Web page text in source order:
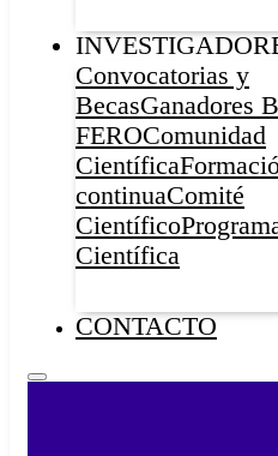
Convocatorias y
BecasGanadores
FEROComunidad
Científica
continuaComité
Científico
Científica
CONTACTO